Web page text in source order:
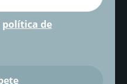
política de